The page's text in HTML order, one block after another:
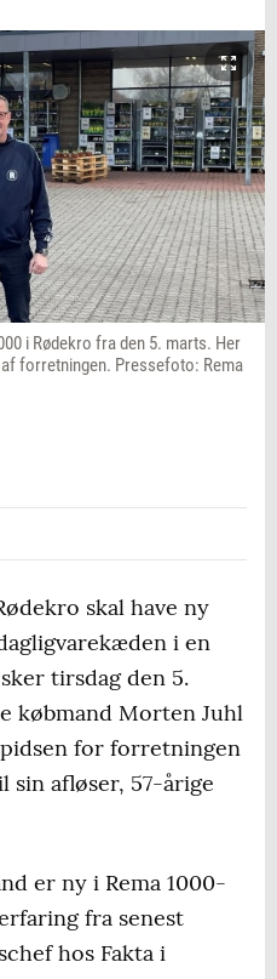
i Rødekro fra den 5. marts. Her
forretningen. Pressefoto: Rema
skal have ny
i en
tirsdag den 5.
købmand Morten Juhl
for forretningen
sin afløser, 57-årige
er ny i Rema 1000-
fra senest
hos Fakta i